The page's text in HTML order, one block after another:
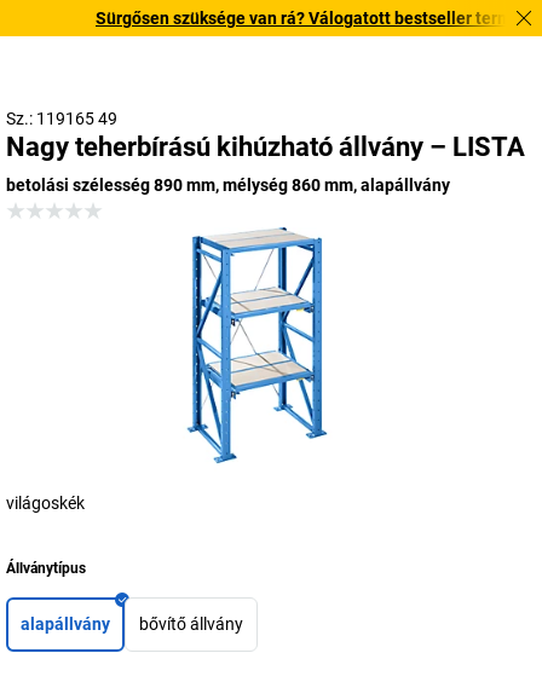
Sürgősen szüksége van rá? Válogatott bestseller
Sz.: 119165 49
Nagy teherbírású kihúzható állvány – LISTA
betolási szélesség 890 mm, mélység 860 mm, alapállvány
világoskék
Állványtípus
alapállvány bővítő állvány